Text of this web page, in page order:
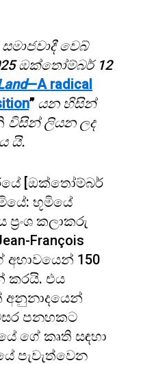
වෙබ්
ඔක්තෝම්බර් 12
—A radical
” යන හිසින්
විසින් ලියන ලද
යි.
[ඔක්තෝම්බර්
භූමියේ
ප්‍රංශ කලාකරු
François
අභාවයෙන් 150
කරයි. එය
අනුනාදයෙන්
පනහකට
ගේ කෘති සඳහා
පැවැත්වෙන